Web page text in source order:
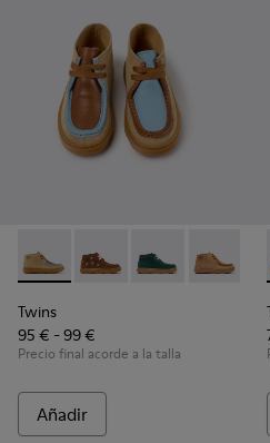
Twins - K900398-004 -
Twins - K900398-005
Twins -Twins -
Twins
95 € - 99 €
Precio final acorde a la talla
Añadir